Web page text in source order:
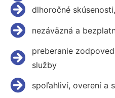
dlhoročné
nezáväzná a
preberanie
služby
spoľahliví, overení a